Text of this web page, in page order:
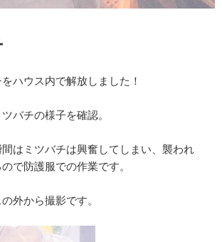
ハウス内で解放しました！
バチの様子を確認。
はミツバチは興奮してしまい、襲われ
で防護服での作業です。
外から撮影です。